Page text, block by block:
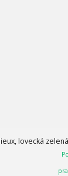
lovecká zelená